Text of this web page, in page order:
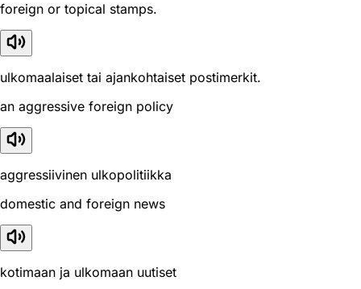
foreign or topical stamps.
ulkomaalaiset tai ajankohtaiset postimerkit.
an aggressive foreign policy
aggressiivinen ulkopolitiikka
domestic and foreign news
kotimaan ja ulkomaan uutiset